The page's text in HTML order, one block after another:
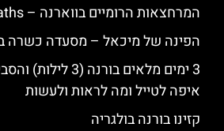
המרחצאות הרומיים בווארנה – Roman Baths
הפינה של מיכאל – מסעדה כשרה
3 ימים מלאים בורנה
איפה לטייל ומה לראות ולעשות
קזינו בורנה בולגריה